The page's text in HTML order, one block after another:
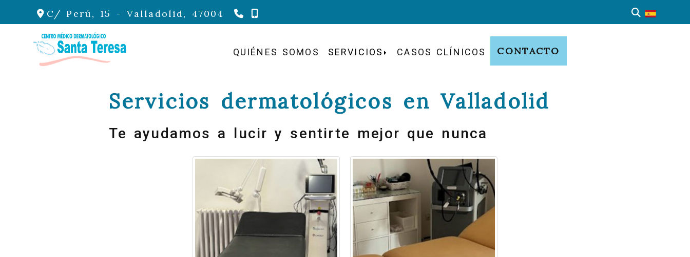
C/ Perú, 15 - Valladolid, 47004 983 302 184
QUIÉNES SOMOS SERVICIOS CASOS CLÍNICOS CONTACTO
Servicios dermatológicos en Valladolid
Te ayudamos a lucir y sentirte mejor que nunca